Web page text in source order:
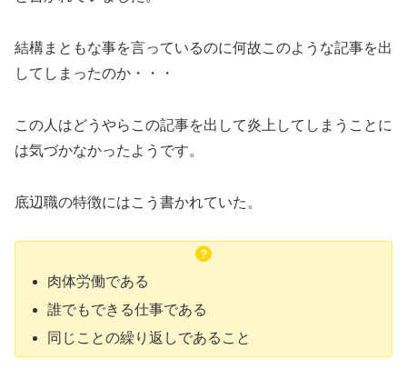
結構まともな事を言っているのに何故このような記事を出
してしまったのか・・・
この人はどうやらこの記事を出して炎上してしまうことに
は気づかなかったようです。
底辺職の特徴にはこう書かれていた。
肉体労働である
誰でもできる仕事である
同じことの繰り返しであること